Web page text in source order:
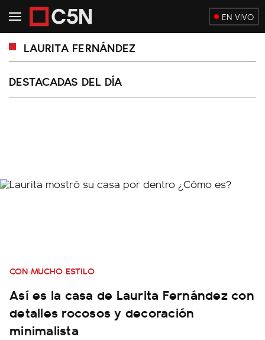
EN VIVO
LAURITA FERNÁNDEZ
DESTACADAS DEL DÍA
CON MUCHO ESTILO
Así es la casa de Laurita Fernández con
detalles rocosos y decoración
minimalista